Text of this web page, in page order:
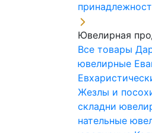
Ювелирная
Все товары
ювелирные
Жезлы и
складни
нательные